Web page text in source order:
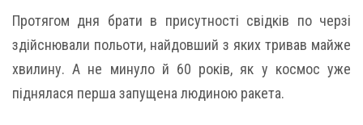
Протягом дня брати в присутності свідків по черзі
здійснювали польоти, найдовший з яких тривав майже
хвилину. А не минуло й 60 років, як у космос уже
піднялася перша запущена людиною ракета.